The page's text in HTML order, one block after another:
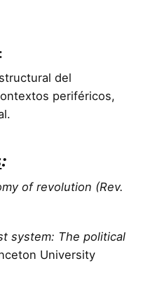
del
periféricos,
:
of revolution (Rev.
system: The political
University